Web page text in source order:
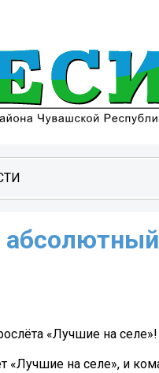
«Лучшие на селе»!
на селе», и